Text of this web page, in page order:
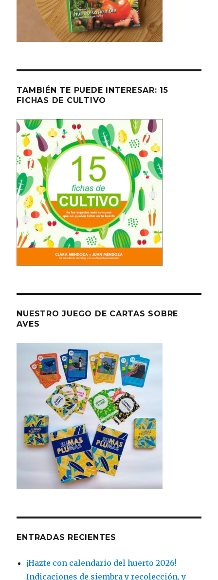
TAMBIÉN TE PUEDE INTERESAR: 15
FICHAS DE CULTIVO
NUESTRO JUEGO DE CARTAS SOBRE
AVES
ENTRADAS RECIENTES
¡Hazte con calendario del huerto 2026!
Indicaciones de siembra y recolección, y